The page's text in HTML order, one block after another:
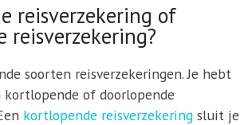
reisverzekering of
reisverzekering?
soorten reisverzekeringen. Je hebt
of doorlopende
kortlopende reisverzekeringsluit je